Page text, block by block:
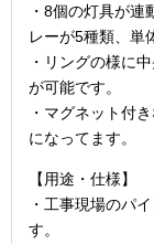
・8個の灯具が
レーが5種類、単
・リングの様に
が可能です。
・マグネット付
になってます。
【用途・仕様】
・工事現場のパ
す。